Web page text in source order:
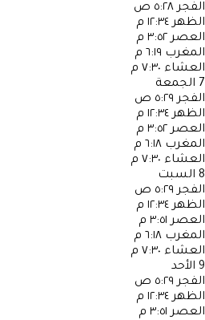
الفجر ٥:٢٨ ص
الظهر ١٢:٣٤ م
العصر ٣:٥٢ م
المغرب ٦:١٩ م
العشاء ٧:٣٠ م
7 الجمعة
الفجر ٥:٢٩ ص
الظهر ١٢:٣٤ م
العصر ٣:٥٢ م
المغرب ٦:١٨ م
العشاء ٧:٣٠ م
8 السبت
الفجر ٥:٢٩ ص
الظهر ١٢:٣٤ م
العصر ٣:٥١ م
المغرب ٦:١٨ م
العشاء ٧:٣٠ م
9 الأحد
الفجر ٥:٢٩ ص
الظهر ١٢:٣٤ م
العصر ٣:٥١ م